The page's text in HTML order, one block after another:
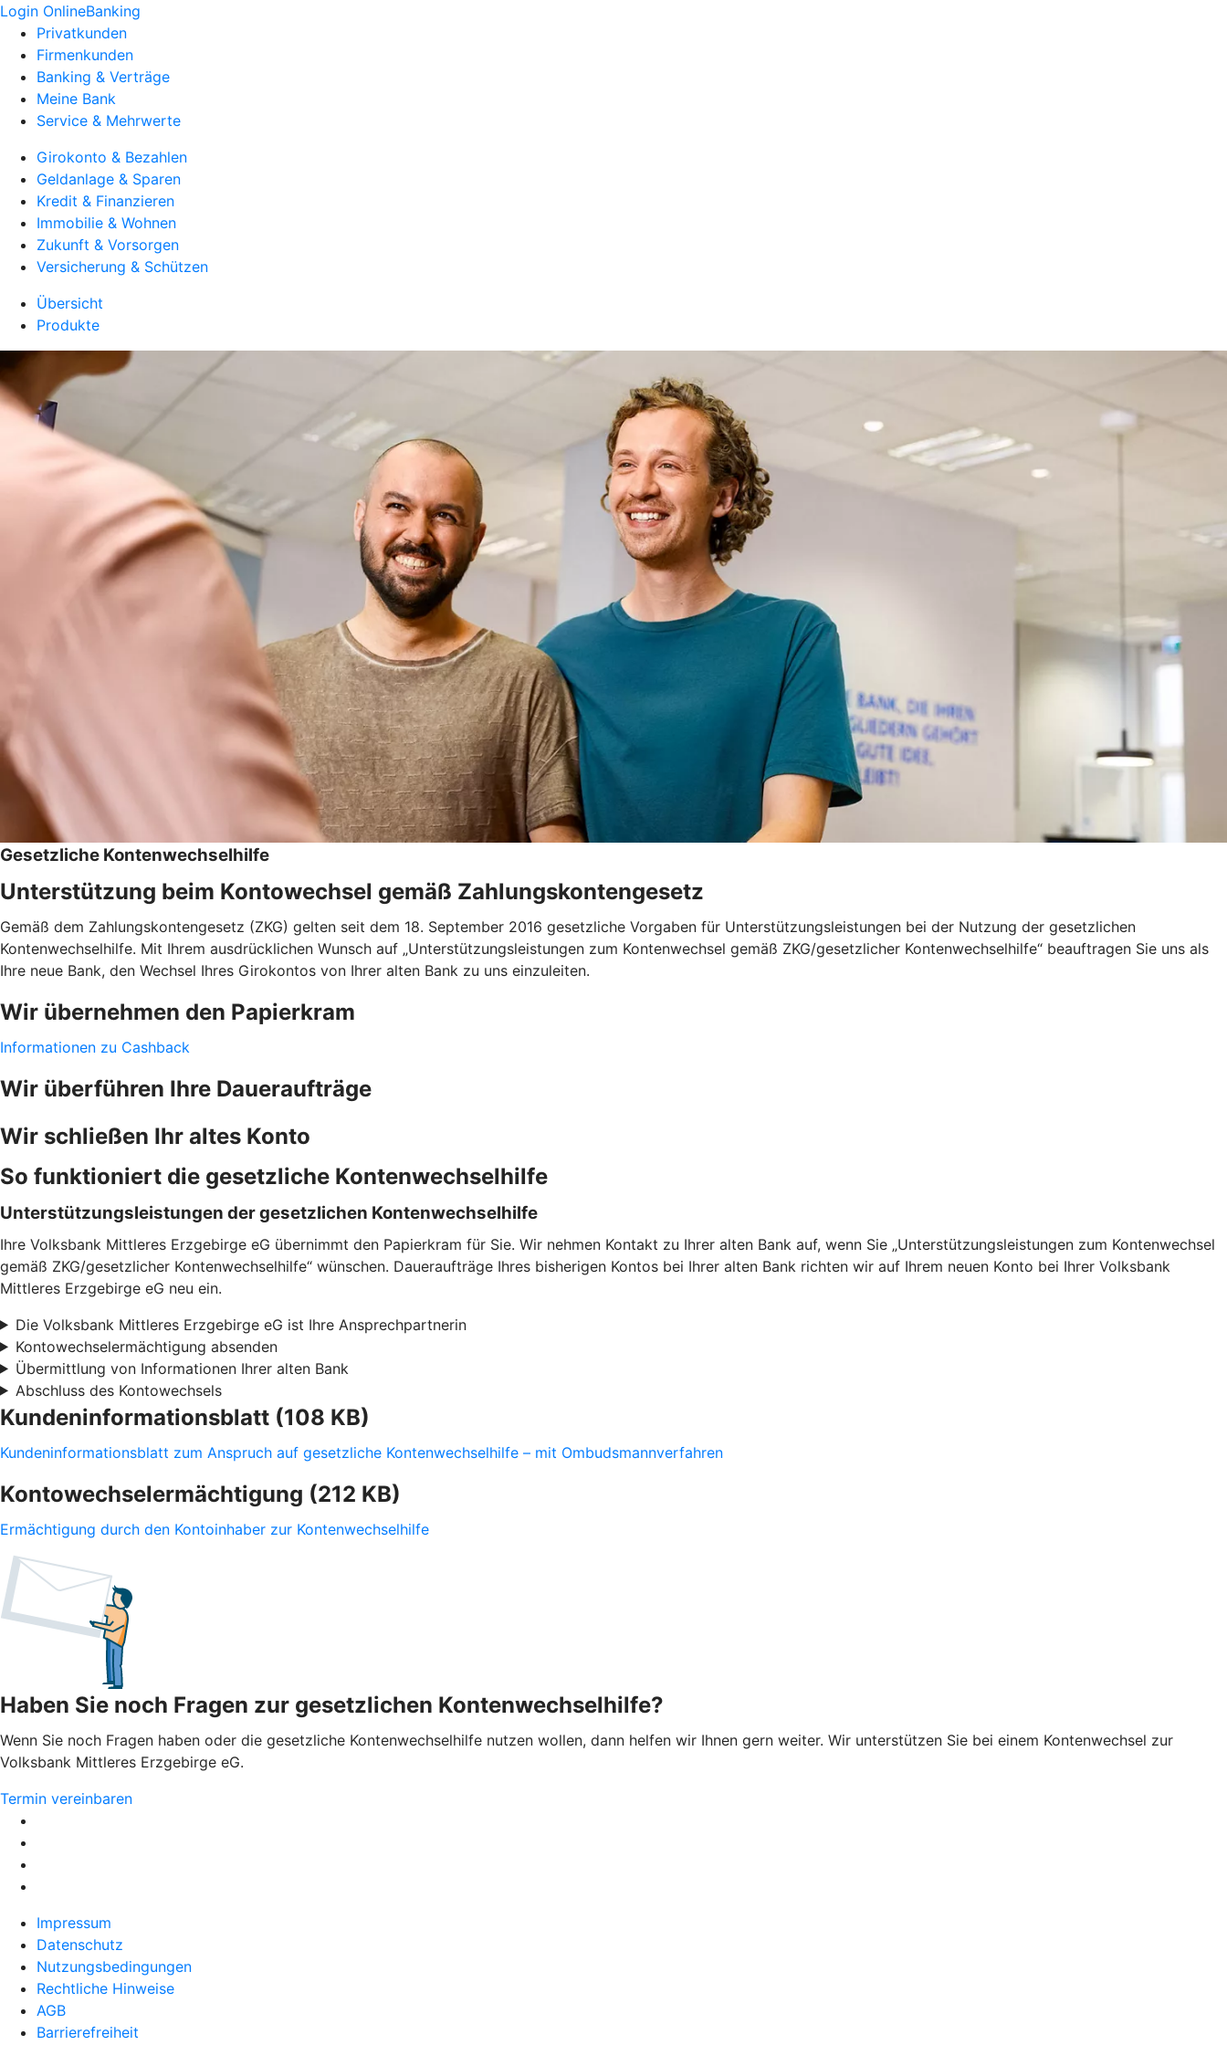
Login OnlineBanking
Privatkunden
Firmenkunden
Banking & Verträge
Meine Bank
Service & Mehrwerte
Girokonto & Bezahlen
Geldanlage & Sparen
Kredit & Finanzieren
Immobilie & Wohnen
Zukunft & Vorsorgen
Versicherung & Schützen
Übersicht
Produkte
Gesetzliche Kontenwechselhilfe
Unterstützung beim Kontowechsel gemäß Zahlungskontengesetz
Gemäß dem Zahlungskontengesetz (ZKG) gelten seit dem 18. September 2016 gesetzliche Vorgaben für Unterstützungsleistungen bei der Nutzung der gesetzlichen
Kontenwechselhilfe. Mit Ihrem ausdrücklichen Wunsch auf „Unterstützungsleistungen zum Kontenwechsel gemäß ZKG/gesetzlicher Kontenwechselhilfe“ beauftragen Sie uns als
Ihre neue Bank, den Wechsel Ihres Girokontos von Ihrer alten Bank zu uns einzuleiten.
Wir übernehmen den Papierkram
Informationen zu Cashback
Wir überführen Ihre Daueraufträge
Wir schließen Ihr altes Konto
So funktioniert die gesetzliche Kontenwechselhilfe
Unterstützungsleistungen der gesetzlichen Kontenwechselhilfe
Ihre Volksbank Mittleres Erzgebirge eG übernimmt den Papierkram für Sie. Wir nehmen Kontakt zu Ihrer alten Bank auf, wenn Sie „Unterstützungsleistungen zum Kontenwechsel
gemäß ZKG/gesetzlicher Kontenwechselhilfe“ wünschen. Daueraufträge Ihres bisherigen Kontos bei Ihrer alten Bank richten wir auf Ihrem neuen Konto bei Ihrer Volksbank
Mittleres Erzgebirge eG neu ein.
Die Volksbank Mittleres Erzgebirge eG ist Ihre Ansprechpartnerin
Kontowechselermächtigung absenden
Übermittlung von Informationen Ihrer alten Bank
Abschluss des Kontowechsels
Kundeninformationsblatt (108 KB)
Kundeninformationsblatt zum Anspruch auf gesetzliche Kontenwechselhilfe – mit Ombudsmannverfahren
Kontowechselermächtigung (212 KB)
Ermächtigung durch den Kontoinhaber zur Kontenwechselhilfe
Haben Sie noch Fragen zur gesetzlichen Kontenwechselhilfe?
Wenn Sie noch Fragen haben oder die gesetzliche Kontenwechselhilfe nutzen wollen, dann helfen wir Ihnen gern weiter. Wir unterstützen Sie bei einem Kontenwechsel zur
Volksbank Mittleres Erzgebirge eG.
Termin vereinbaren
Impressum
Datenschutz
Nutzungsbedingungen
Rechtliche Hinweise
AGB
Barrierefreiheit